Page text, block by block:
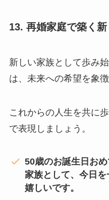
13. 再婚家庭で築く
新しい家族として歩み
は、未来への希望を象徴
これからの人生を共に
で表現しましょう。
50歳のお誕生日お
家族として、今日
嬉しいです。